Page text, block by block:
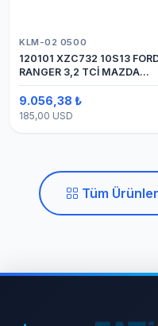
KLM-02 0500
120101 XZC732 10S13
RANGER 3,2 TCİ MAZDA
Y.M.
9.056,38 ₺
185,00 USD
Tüm